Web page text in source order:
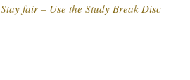
Stay fair – Use the Study Break Disc